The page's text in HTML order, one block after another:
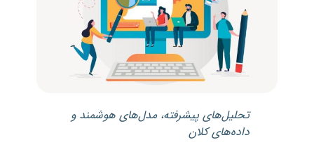
تحلیل‌های پیشرفته، مدل‌های هوشمند و
داده‌های کلان